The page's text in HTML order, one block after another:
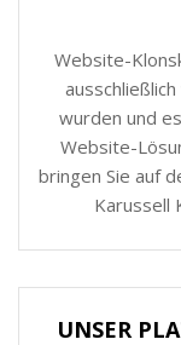
Website-
wurden und
Website-
bringen Sie auf
Karussell
UNSER